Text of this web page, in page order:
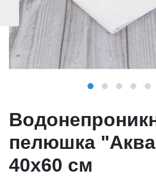
пелюшка
40х60 см